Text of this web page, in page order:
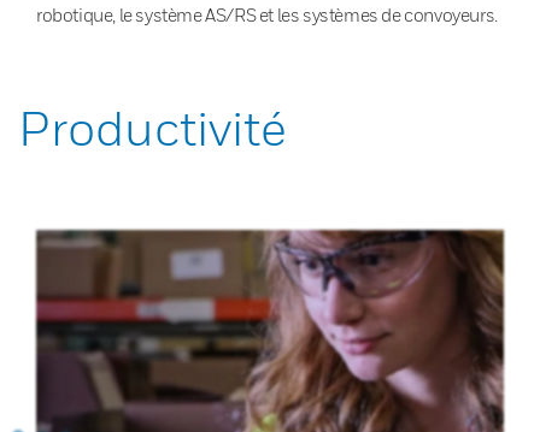
robotique, le système AS/RS et les systèmes de convoyeurs.
Productivité